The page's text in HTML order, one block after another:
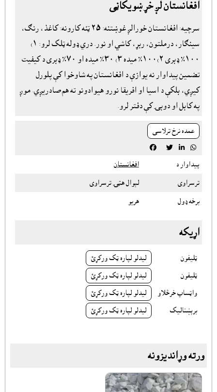
افغانستان لږ خړ ښويکاڼى
سرچيه: افغانستان خورالږ غوښتنه: ٢٥ ټنه کارونه: کاغذ، رنګ،
سينګار، درملتون، ربړ، کاشي او نور. دري ډوله ټلک لرو: ١)
١٠٠٪ ډبری ٢)١٠٠٪ ميده ٣) ٣٠٪ ميده او ٧٠٪ ډبرى د کیفیت
تضمین پيداوار نه یوازې د افغانستان په شاوخوا کې پلورل
کیږي، بلکې د اسیا او افریقا نورو هیوادونو ته هم صادریږي. موږ
په کابل او دوبۍ کې دفتر لرو.
عمده نرخ ترلاسى
   
پيداوار د افغانستان
ترسراوى لېوال هټۍ ترسراوى
برخه ډول هريو
اړيکه
ټليفون ليدلو لپاره ټک ورکړئ
ټليفون ليدلو لپاره ټک ورکړئ
واټساپ خرڅلاو ليدلو لپاره ټک ورکړئ
برېښناليک ليدلو لپاره ټک ورکړئ
ورته وړانديزونه